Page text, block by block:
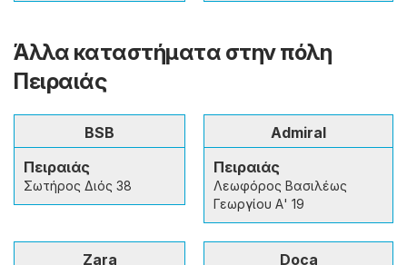
Άλλα καταστήματα στην πόλη
Πειραιάς
BSB
Πειραιάς
Σωτήρος Διός 38
Admiral
Πειραιάς
Λεωφόρος Βασιλέως
Γεωργίου Α' 19
Zara
Doca